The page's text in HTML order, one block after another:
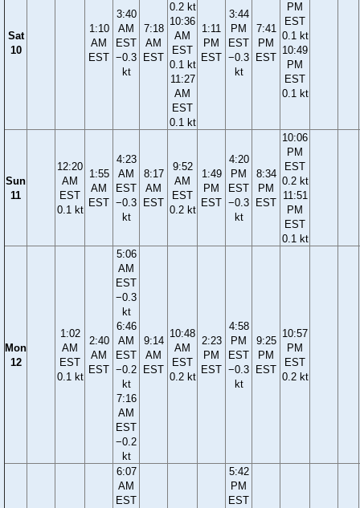
Sat
10
1:10
AM
EST
3:40
AM
EST
−0.3
kt
7:18
AM
EST
0.2 kt
10:36
AM
EST
0.1 kt
11:27
AM
EST
0.1 kt
1:11
PM
EST
3:44
PM
EST
−0.3
kt
7:41
PM
EST
PM
EST
0.1 kt
10:49
PM
EST
0.1 kt
Sun
11
12:20
AM
EST
0.1 kt
1:55
AM
EST
4:23
AM
EST
−0.3
kt
8:17
AM
EST
9:52
AM
EST
0.2 kt
1:49
PM
EST
4:20
PM
EST
−0.3
kt
8:34
PM
EST
10:06
PM
EST
0.2 kt
11:51
PM
EST
0.1 kt
Mon
12
1:02
AM
EST
0.1 kt
2:40
AM
EST
5:06
AM
EST
−0.3
kt
6:46
AM
EST
−0.2
kt
7:16
AM
EST
−0.2
kt
9:14
AM
EST
10:48
AM
EST
0.2 kt
2:23
PM
EST
4:58
PM
EST
−0.3
kt
9:25
PM
EST
10:57
PM
EST
0.2 kt
6:07
AM
EST
5:42
PM
EST